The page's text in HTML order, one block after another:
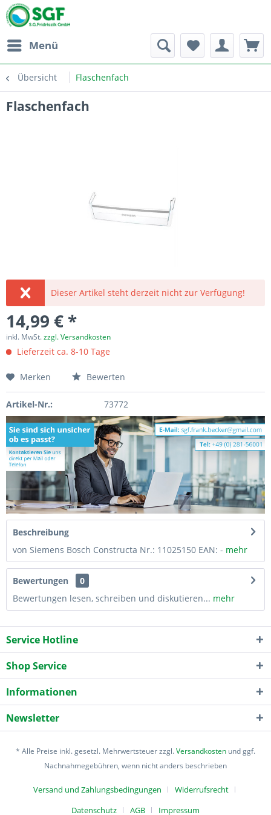
Menü
Übersicht Flaschenfach
Flaschenfach
Dieser Artikel steht derzeit nicht zur Verfügung!
14,99 € *
inkl. MwSt.zzgl. Versandkosten
Lieferzeit ca. 8-10 Tage
Merken Bewerten
Artikel-Nr.: 73772
Beschreibung
von Siemens Bosch Constructa Nr.: 11025150 EAN: - mehr
Bewertungen
0
Bewertungen lesen, schreiben und diskutieren... mehr
Service Hotline
Shop Service
Informationen
Newsletter
* Alle Preise inkl. gesetzl. Mehrwertsteuer zzgl.Versandkosten und ggf.
Nachnahmegebühren, wenn nicht anders beschrieben
Versand und Zahlungsbedingungen
Widerrufsrecht
Datenschutz
AGB Impressum